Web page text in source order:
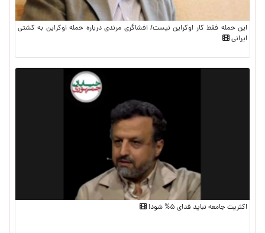
این حمله فقط کار اوکراین نیست/ افشاگری مرندی درباره حمله اوکراین به کشتی
ایرانی
اکثریت جامعه نباید فدای ۵% شود!